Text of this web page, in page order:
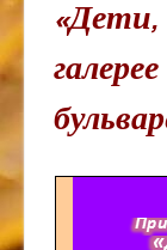
«Дети,